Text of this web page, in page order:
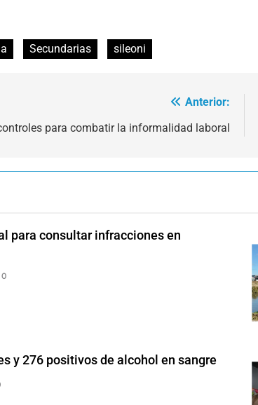
Secundarias sileoni
Anterior:
para combatir la informalidad laboral
para consultar infracciones en
0
y 276 positivos de alcohol en sangre